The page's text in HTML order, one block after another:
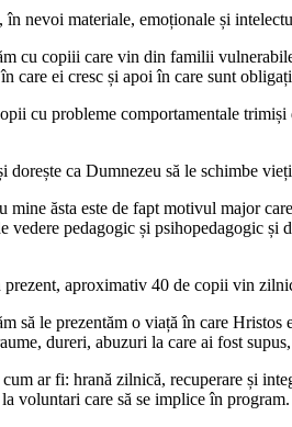
nevoi materiale, emoționale și
cu copiii care vin din familii
care ei cresc și apoi în care sunt
cu probleme comportamentale
ca Dumnezeu să le schimbe
ăsta este de fapt motivul major
pedagogic și psihopedagogic
aproximativ 40 de copii vin
le prezentăm o viață în care
dureri, abuzuri la care ai fost
ar fi: hrană zilnică, recuperare și
voluntari care să se implice în program.